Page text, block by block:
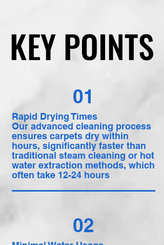
KEY POINTS
KEY POINTS
01
Rapid Drying Times
Our advanced cleaning process
ensures carpets dry within
hours, significantly faster than
traditional steam cleaning or hot
water extraction methods, which
often take 12-24 hours
02